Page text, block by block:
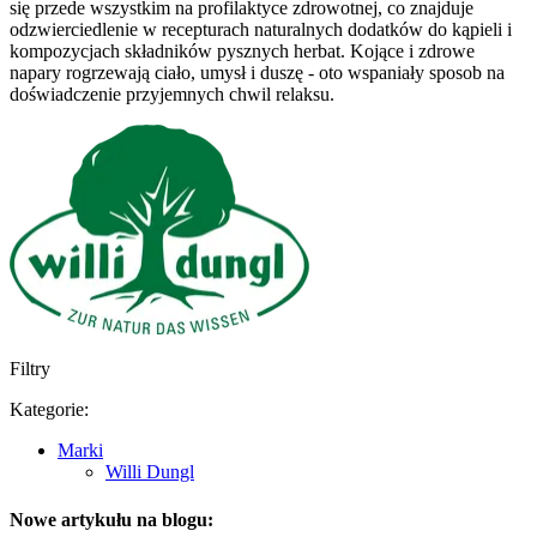
się przede wszystkim na profilaktyce zdrowotnej, co znajduje
odzwierciedlenie w recepturach naturalnych dodatków do kąpieli i
kompozycjach składników pysznych herbat. Kojące i zdrowe
napary rogrzewają ciało, umysł i duszę - oto wspaniały sposob na
doświadczenie przyjemnych chwil relaksu.
Filtry
Kategorie:
Marki
Willi Dungl
Nowe artykułu na blogu: